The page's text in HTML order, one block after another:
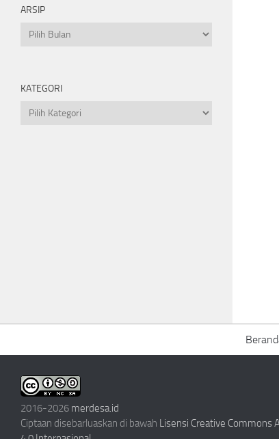
ARSIP
Arsip
KATEGORI
Kategori
2016-2026 merdesa.id
Ciptaan disebarluaskan di bawah Lisensi Creative